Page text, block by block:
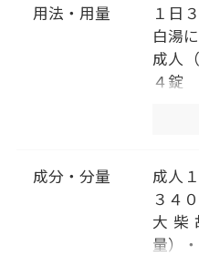
用法・用量
１日
白湯
成人
４錠
錠
５才
（用
小児
成分・分量
成人
３４
大柴
量）